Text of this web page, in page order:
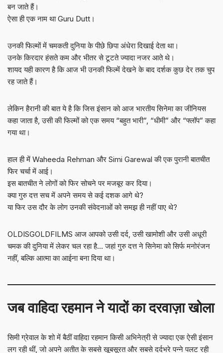
बन जाते हैं।
ऐसा ही एक नाम था Guru Dutt।
उनकी फिल्मों में चमकती दुनिया के पीछे छिपा अंधेरा दिखाई देता था।
उनके किरदार हंसते कम और भीतर से टूटते ज्यादा नजर आते थे।
शायद यही कारण है कि आज भी उनकी फिल्में देखने के बाद दर्शक कुछ देर तक चुप
रह जाते हैं।
लेकिन हैरानी की बात ये है कि जिस इंसान को आज भारतीय सिनेमा का जीनियस
कहा जाता है, उसी की फिल्मों को एक समय “बहुत भारी”, “धीमी” और “फ्लॉप” कहा
गया था।
हाल ही में Waheeda Rehman और Simi Garewal की एक पुरानी बातचीत
फिर चर्चा में आई।
इस बातचीत ने लोगों को फिर सोचने पर मजबूर कर दिया।
क्या गुरु दत्त सच में अपने समय से कई दशक आगे थे?
या फिर उस दौर के लोग उनकी संवेदनाओं को समझ ही नहीं पाए थे?
OLDISGOLDFILMS आज आपको उसी दर्द, उसी खामोशी और उसी अधूरी
चमक की दुनिया में लेकर चल रहा है… जहां गुरु दत्त ने सिनेमा को सिर्फ मनोरंजन
नहीं, बल्कि आत्मा का आईना बना दिया था।
जब वाहिदा रहमान ने यादों का दरवाज़ा खोला
सिमी ग्रेवाल के शो में बैठीं वाहिदा रहमान किसी अभिनेत्री से ज्यादा एक ऐसी इंसान
लग रही थीं, जो अपने अतीत के सबसे खूबसूरत और सबसे दर्दभरे पन्ने पलट रही